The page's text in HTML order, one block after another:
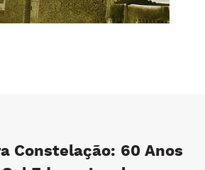
Constelação: 60 Anos